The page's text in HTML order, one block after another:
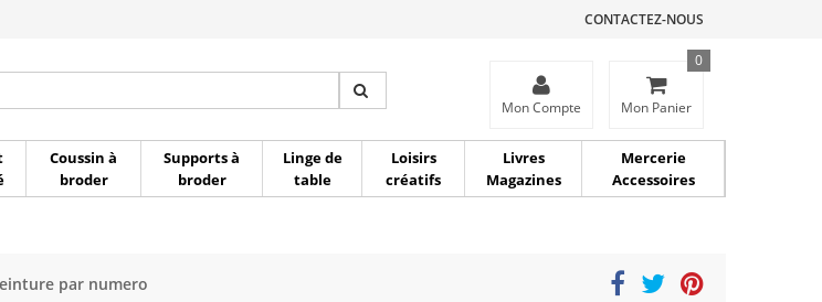
CONTACTEZ-NOUS
Mon Compte Mon Panier
0
Coussin à
broder
Supports à
broder
Linge de
table
Loisirs
créatifs
Livres
Magazines
Mercerie
Accessoires
par numero